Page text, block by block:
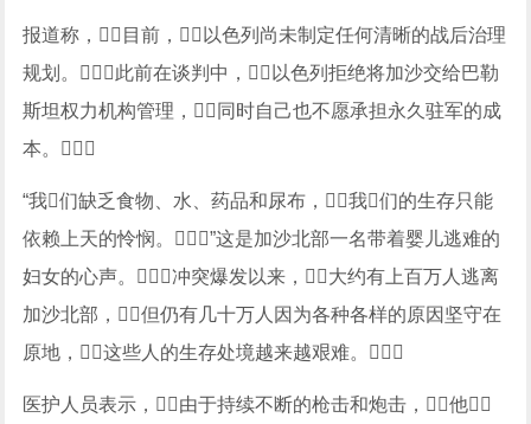
报道称，目前，以色列尚未制定任何清晰的战后治理
规划。此前在谈判中，以色列拒绝将加沙交给巴勒
斯坦权力机构管理，同时自己也不愿承担永久驻军的成
本。
“我们缺乏食物、水、药品和尿布，我们的生存只能
依赖上天的怜悯。”这是加沙北部一名带着婴儿逃难的
妇女的心声。冲突爆发以来，大约有上百万人逃离
加沙北部，但仍有几十万人因为各种各样的原因坚守在
原地，这些人的生存处境越来越艰难。
医护人员表示，由于持续不断的枪击和炮击，他